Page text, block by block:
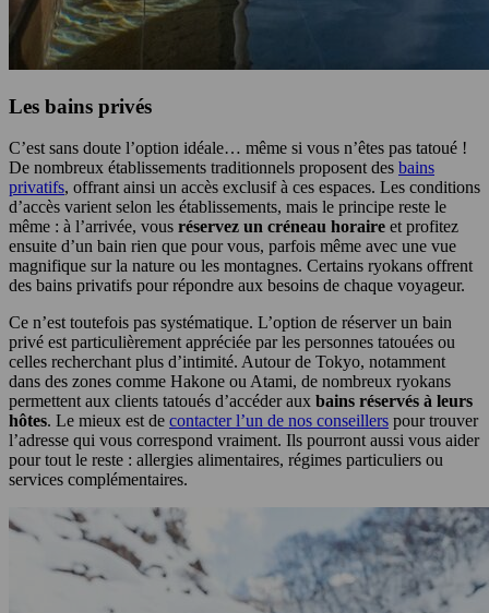
Les bains privés
C’est sans doute l’option idéale… même si vous n’êtes pas tatoué !
De nombreux établissements traditionnels proposent des bains
privatifs, offrant ainsi un accès exclusif à ces espaces. Les conditions
d’accès varient selon les établissements, mais le principe reste le
même : à l’arrivée, vous réservez un créneau horaire et profitez
ensuite d’un bain rien que pour vous, parfois même avec une vue
magnifique sur la nature ou les montagnes. Certains ryokans offrent
des bains privatifs pour répondre aux besoins de chaque voyageur.
Ce n’est toutefois pas systématique. L’option de réserver un bain
privé est particulièrement appréciée par les personnes tatouées ou
celles recherchant plus d’intimité. Autour de Tokyo, notamment
dans des zones comme Hakone ou Atami, de nombreux ryokans
permettent aux clients tatoués d’accéder aux bains réservés à leurs
hôtes. Le mieux est de contacter l’un de nos conseillers pour trouver
l’adresse qui vous correspond vraiment. Ils pourront aussi vous aider
pour tout le reste : allergies alimentaires, régimes particuliers ou
services complémentaires.